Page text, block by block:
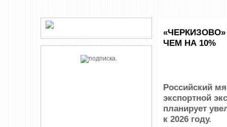
ЧЕМ НА 10%
Российский
экспортной
планирует
к 2026 году.